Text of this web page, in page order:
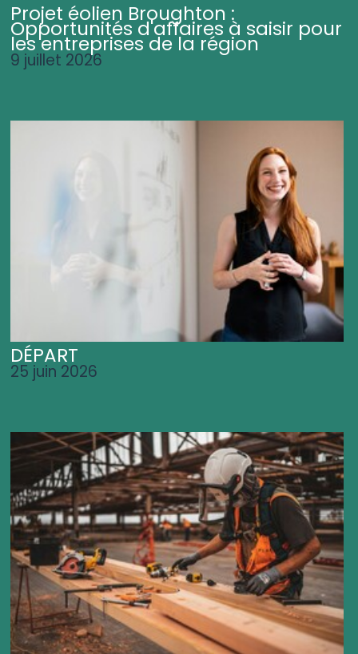
Projet éolien Broughton :
Opportunités d'affaires à saisir pour
les entreprises de la région
9 juillet 2026
DÉPART
25 juin 2026